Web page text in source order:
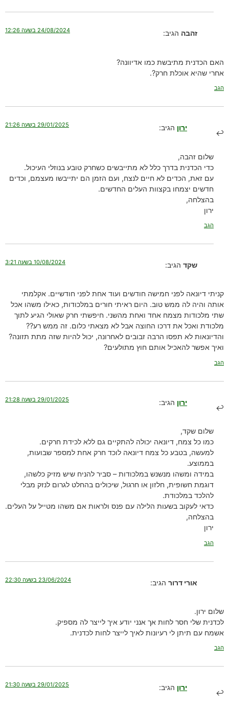
זהבה הגיב: 24/08/2024 בשעה 12:26
האם הכדנית מתיבשת כמו אדיוונה?
אחרי שהיא אוכלת חרק?.
הגב
ירון הגיב: 29/01/2025 בשעה 21:26
שלום זהבה,
כדי הכדנית בדרך כלל לא מתייבשים כשחרק טובע בנוזלי העיכול.
עם זאת, הכדים לא חיים לנצח, ועם הזמן הם יתייבשו מעצמם, וכדים
חדשים יצמחו בקצוות העלים החדשים.
בהצלחה,
ירון
הגב
שקד הגיב: 10/08/2024 בשעה 3:21
קניתי דיונאה לפני חמישה חודשים ועוד אחת לפני חודשיים. אקלמתי
אותה והיה לה ממש טוב. היום ראיתי חורים במלכודות, כאילו משהו אכל
שתי מלכודות מצמח אחד ואחת מהשני. חיפשתי חרק שאולי הגיע לתוך
מלכודת ואכל את דרכו החוצה אבל לא מצאתי כלום. זה ממש רע??
והדיונאות לא תפסו הרבה זבובים לאחרונה, יכול להיות שזה מתת תזונה?
ואיך אפשר להאכיל אותם חוץ מתולעים?
הגב
ירון הגיב: 29/01/2025 בשעה 21:28
שלום שקד,
כמו כל צמח, דיונאה יכולה להתקיים גם ללא לכידת חרקים.
למעשה, בטבע כל צמח דיונאה לוכד חרק אחת למספר שבועות,
בממוצע.
במידה ומשהו מנשנש במלכודות – סביר להניח שיש מזיק כלשהו,
דוגמת חשופית, חלזון או חרגול, שיכולים בהחלט לגרום לנזק מבלי
להלכד במלכודת.
כדאי לעקוב בשעות הלילה עם פנס ולראות אם משהו מטייל על העלים.
בהצלחה,
ירון
הגב
אורי דרור הגיב: 23/06/2024 בשעה 22:30
שלום ירון.
לכדנית שלי חסר לחות אך אנני יודע איך לייצר לה מספיק.
אשמח עם תיתן לי רעיונות לאיך לייצר לחות לכדנית.
הגב
ירון הגיב: 29/01/2025 בשעה 21:30